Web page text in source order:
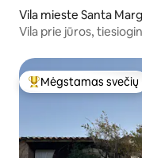
Vila mieste Santa
Vila prie jūros,
Svečių
Mėgstamas svečių